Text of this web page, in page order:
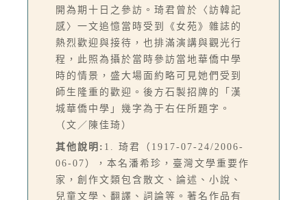
開為期十日之參訪。琦君曾於〈訪韓記
感〉一文追憶當時受到《女苑》雜誌的
熱烈歡迎與接待，也排滿演講與觀光行
程，此照為攝於當時參訪當地華僑中學
時的情景，盛大場面約略可見她們受到
師生隆重的歡迎。後方石製招牌的「漢
城華僑中學」幾字為于右任所題字。
（文／陳佳琦）
其他說明: 1. 琦君（1917-07-24/2006-
06-07），本名潘希珍，臺灣文學重要作
家，創作文類包含散文、論述、小說、
兒童文學、翻譯、詞論等。著名作品有